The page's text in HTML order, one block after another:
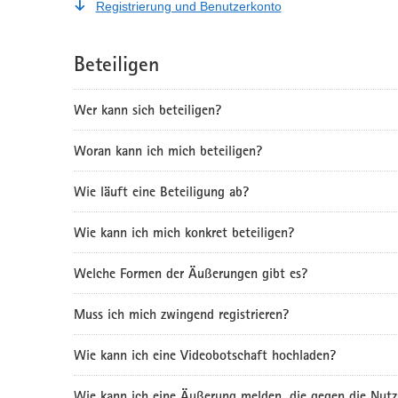
Registrierung und Benutzerkonto
Beteiligen
Wer kann sich beteiligen?
Woran kann ich mich beteiligen?
Wie läuft eine Beteiligung ab?
Wie kann ich mich konkret beteiligen?
Welche Formen der Äußerungen gibt es?
Muss ich mich zwingend registrieren?
Wie kann ich eine Videobotschaft hochladen?